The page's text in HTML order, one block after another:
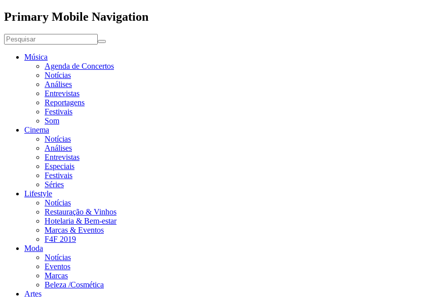
Primary Mobile Navigation
Música
Agenda de Concertos
Notícias
Análises
Entrevistas
Reportagens
Festivais
Som
Cinema
Notícias
Análises
Entrevistas
Especiais
Festivais
Séries
Lifestyle
Notícias
Restauração & Vinhos
Hotelaria & Bem-estar
Marcas & Eventos
F4F 2019
Moda
Notícias
Eventos
Marcas
Beleza /Cosmética
Artes